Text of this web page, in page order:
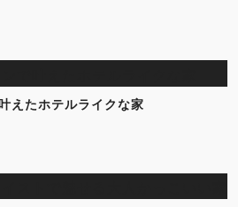
えたホテルライクな家